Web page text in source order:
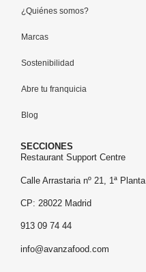
¿Quiénes somos?
Marcas
Sostenibilidad
Abre tu franquicia
Blog
SECCIONES
Restaurant Support Centre
Calle Arrastaria nº 21, 1ª Planta
CP: 28022 Madrid
913 09 74 44
info@avanzafood.com